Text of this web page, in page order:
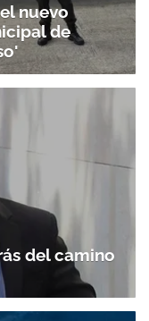
ACEPTAR
nuevo
de
del camino